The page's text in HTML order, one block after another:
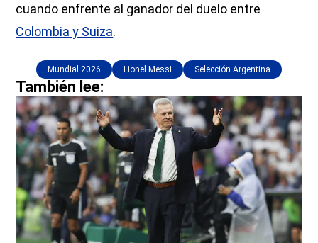
cuando enfrente al ganador del duelo entre
Colombia y Suiza.
Mundial 2026 Lionel Messi Selección Argentina
También lee: